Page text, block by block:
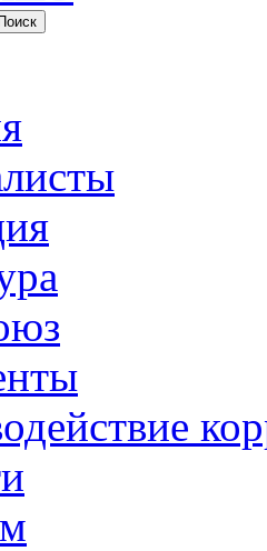
Поиск